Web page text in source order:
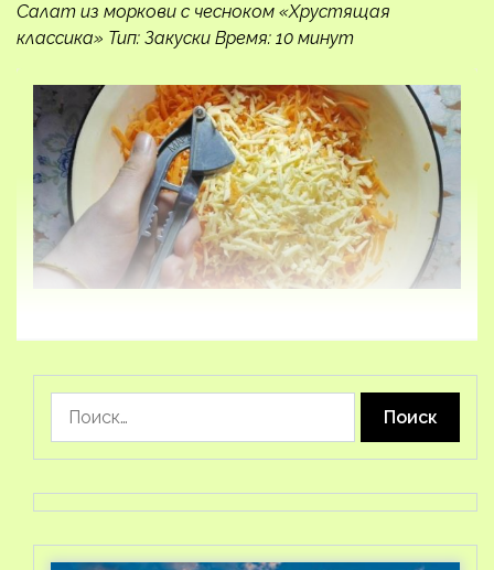
Салат из моркови с чесноком «Хрустящая
классика» Тип: Закуски Время: 10 минут